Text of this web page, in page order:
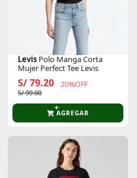
Levis Polo Manga Corta
Mujer Perfect Tee Levis
S/ 79.20 20%OFF
S/ 99.00
AGREGAR